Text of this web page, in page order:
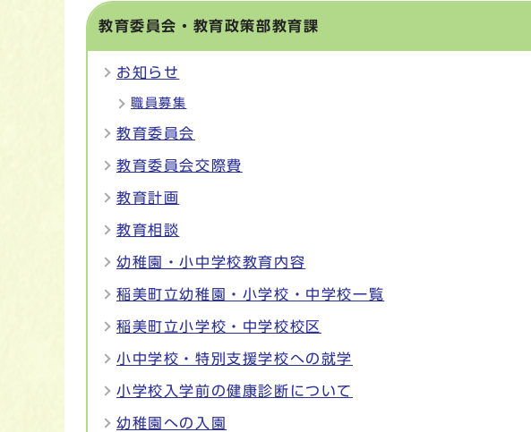
教育委員会・教育政策部教育課
お知らせ
職員募集
教育委員会
教育委員会交際費
教育計画
教育相談
幼稚園・小中学校教育内容
稲美町立幼稚園・小学校・中学校一覧
稲美町立小学校・中学校校区
小中学校・特別支援学校への就学
小学校入学前の健康診断について
幼稚園への入園